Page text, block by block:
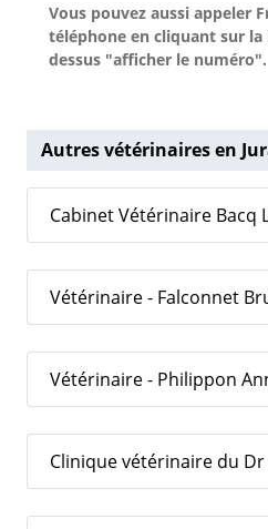
Vous pouvez aussi appeler
téléphone en cliquant sur la
dessus "afficher le numéro".
Autres vétérinaires en
Cabinet Vétérinaire Bacq
Vétérinaire - Falconnet
Vétérinaire - Philippon
Clinique vétérinaire du